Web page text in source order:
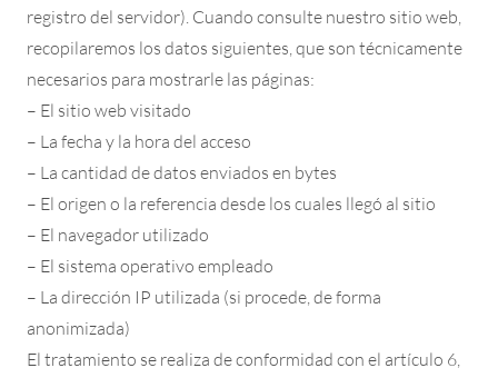
registro del servidor). Cuando consulte nuestro sitio web,
recopilaremos los datos siguientes, que son técnicamente
necesarios para mostrarle las páginas:
– El sitio web visitado
– La fecha y la hora del acceso
– La cantidad de datos enviados en bytes
– El origen o la referencia desde los cuales llegó al sitio
– El navegador utilizado
– El sistema operativo empleado
– La dirección IP utilizada (si procede, de forma
anonimizada)
El tratamiento se realiza de conformidad con el artículo 6,